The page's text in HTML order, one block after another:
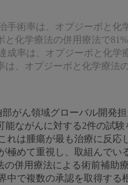
術率は、オプジーボと化
化学療法の併用療法で
成率は、オプジーボと化学
、オプジーボと化学療法
ん領域グローバル開発担
ながんに対する2件の試
は腫瘍が最も治療に反応
めて重視し、取組んでい
併用療法による術前補助
中で複数の承認を取得す